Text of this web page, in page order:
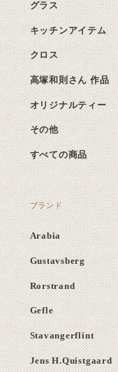
グラス
キッチンアイテム
クロス
高塚和則さん 作品
オリジナルティー
その他
すべての商品
ブランド
Arabia
Gustavsberg
Rorstrand
Gefle
Stavangerflint
Jens H.Quistgaard